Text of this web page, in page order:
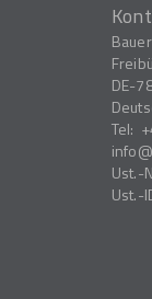
DE-
Tel:
info
Ust.-
Ust.-